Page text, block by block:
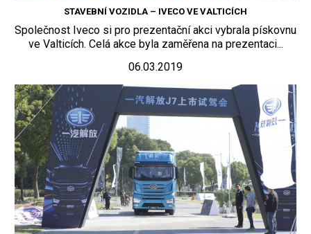
STAVEBNÍ VOZIDLA – IVECO VE VALTICÍCH
Společnost Iveco si pro prezentační akci vybrala pískovnu
ve Valticích. Celá akce byla zaměřena na prezentaci...
06.03.2019